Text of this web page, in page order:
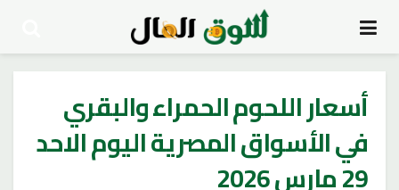
أسعار اللحوم الحمراء والبقري
في الأسواق المصرية اليوم الاحد
29 مارس 2026